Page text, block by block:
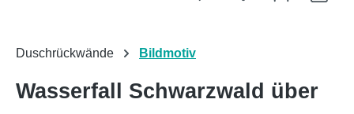
Duschrückwände Bildmotiv
Wasserfall Schwarzwald über